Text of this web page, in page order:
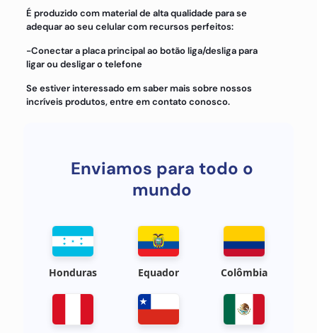
É produzido com material de alta qualidade para se
adequar ao seu celular com recursos perfeitos:
-Conectar a placa principal ao botão liga/desliga para
ligar ou desligar o telefone
Se estiver interessado em saber mais sobre nossos
incríveis produtos, entre em contato conosco.
Enviamos para todo o
mundo
Honduras Equador Colômbia